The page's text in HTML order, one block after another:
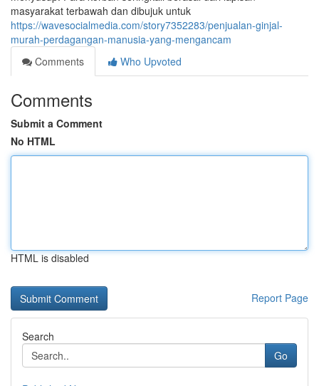
masyarakat terbawah dan dibujuk untuk
https://wavesocialmedia.com/story7352283/penjualan-ginjal-
murah-perdagangan-manusia-yang-mengancam
Comments
Who Upvoted
Comments
Submit a Comment
No HTML
HTML is disabled
Report Page
Search
Go